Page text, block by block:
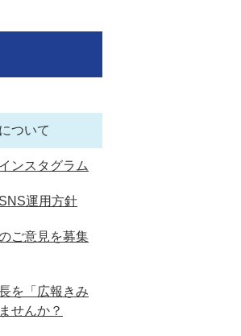
ついて
ンスタグラム
運用方針
ご意見を募集
を「広報きみ
せんか？